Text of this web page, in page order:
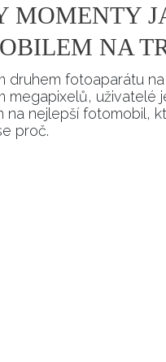
MOMENTY
NA
druhem fotoaparátu
megapixelů, uživatelé
nejlepší fotomobil,
proč.